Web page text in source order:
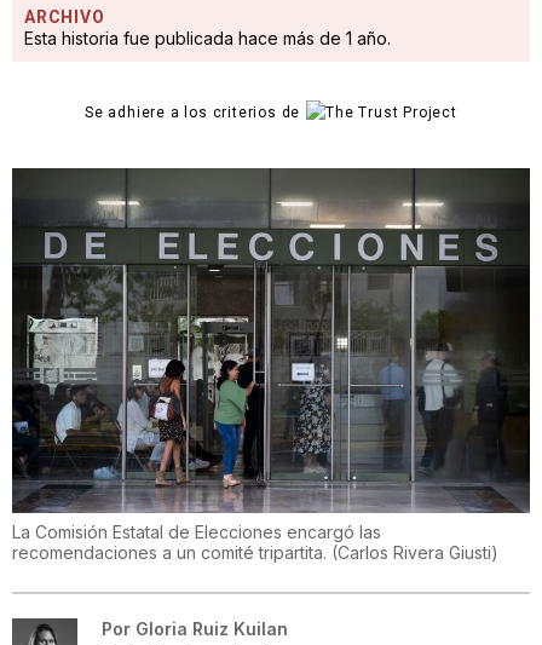
ARCHIVO
Esta historia fue publicada hace más de 1 año.
Se adhiere a los criterios de
La Comisión Estatal de Elecciones encargó las
recomendaciones a un comité tripartita. (Carlos Rivera Giusti)
Por Gloria Ruiz Kuilan